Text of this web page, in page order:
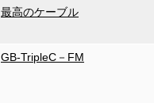
最高のケーブル
GB-TripleC－FM